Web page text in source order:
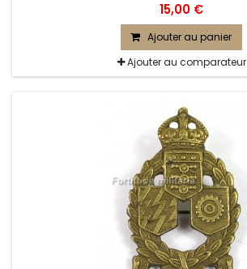
15,00 €
Ajouter au panier
Ajouter au comparateur